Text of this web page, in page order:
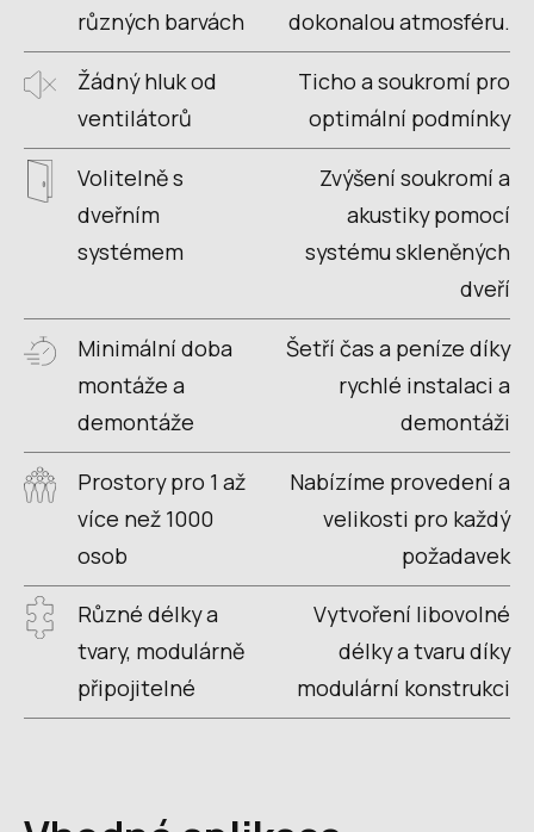
různých barvách
dokonalou atmosféru.
Žádný hluk od
ventilátorů
Ticho a soukromí pro
optimální podmínky
Volitelně s
dveřním
systémem
Zvýšení soukromí a
akustiky pomocí
systému skleněných
dveří
Minimální doba
montáže a
demontáže
Šetří čas a peníze díky
rychlé instalaci a
demontáži
Prostory pro 1 až
více než 1000
osob
Nabízíme provedení a
velikosti pro každý
požadavek
Různé délky a
tvary, modulárně
připojitelné
Vytvoření libovolné
délky a tvaru díky
modulární konstrukci